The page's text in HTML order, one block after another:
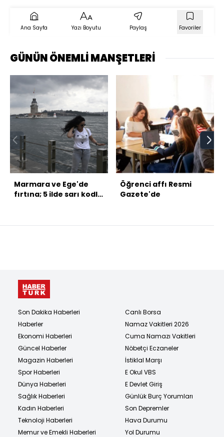
Ana Sayfa Yazı Boyutu Paylaş Favoriler
GÜNÜN ÖNEMLİ MANŞETLERİ
Marmara ve Ege'de
fırtına; 5 ilde sarı kodlu
Öğrenci affı Resmi
Gazete'de
Son Dakika Haberleri
Haberler
Ekonomi Haberleri
Güncel Haberler
Magazin Haberleri
Spor Haberleri
Dünya Haberleri
Sağlık Haberleri
Kadın Haberleri
Teknoloji Haberleri
Memur ve Emekli Haberleri
Canlı Borsa
Namaz Vakitleri 2026
Cuma Namazı Vakitleri
Nöbetçi Eczaneler
İstiklal Marşı
E Okul VBS
E Devlet Giriş
Günlük Burç Yorumları
Son Depremler
Hava Durumu
Yol Durumu